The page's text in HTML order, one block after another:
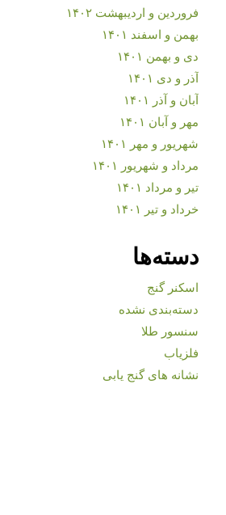
فروردین و اردیبهشت ۱۴۰۲
بهمن و اسفند ۱۴۰۱
دی و بهمن ۱۴۰۱
آذر و دی ۱۴۰۱
آبان و آذر ۱۴۰۱
مهر و آبان ۱۴۰۱
شهریور و مهر ۱۴۰۱
مرداد و شهریور ۱۴۰۱
تیر و مرداد ۱۴۰۱
خرداد و تیر ۱۴۰۱
دسته‌ها
اسکنر گنج
دسته‌بندی نشده
سنسور طلا
فلزیاب
نشانه های گنج یابی